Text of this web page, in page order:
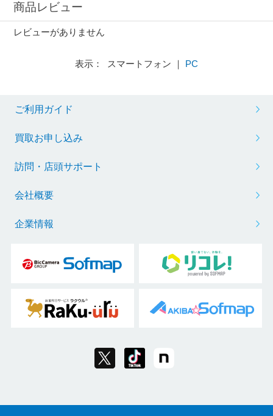
商品レビュー
レビューがありません
表示： スマートフォン ｜ PC
ご利用ガイド
買取お申し込み
訪問・店頭サポート
会社概要
企業情報